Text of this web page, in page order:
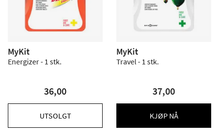
MyKit
Energizer - 1 stk.
36,00
UTSOLGT
MyKit
Travel - 1 stk.
37,00
KJØP NÅ